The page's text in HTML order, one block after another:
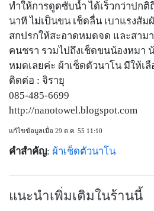
ทำให้การดูดซับน้ำ ได้เร็วกว่าปกติ
นาที ไม่เป็นขน เช็ดลื่น เบาแรงสัม
สกปรกให้สะอาดหมดจด และสาม
คนชรา รวมไปถึงเช็ดขนน้องหมา
หมดเลยค่ะ ผ้าเช็ดตัวนาโน มีให้เ
ติดต่อ : จิรายุ
085-485-6699
http://nanotowel.blogspot.com
แก้ไขข้อมูลเมื่อ 29 ต.ค. 55 11:10
คำสำคัญ: ผ้าเช็ดตัวนาโน
แนะนำเพิ่มเติมในร้านนี้